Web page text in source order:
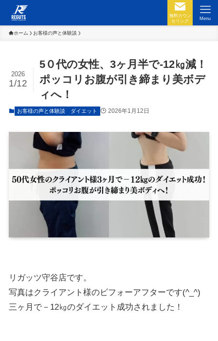
無料カウン
セリング
Menu
ホーム お客様の声と体験談
5０代の女性、3ヶ月半で-12㎏減！
ポッコリお腹が引き締まり美ボデ
ィへ！
2026
1/12
お客様の声と体験談 ダイエット 2026年1月12日
リガッツ守谷店です。
写真はクライアント様のビフォーアフターです(^_^)
三ヶ月で－12㎏のダイエット成功されました！